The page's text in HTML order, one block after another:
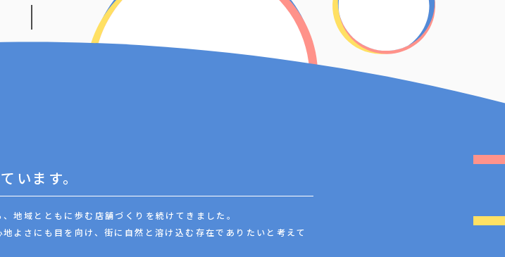
います。
地域とともに歩む店舗づくりを続けてきました。
よさにも目を向け、街に自然と溶け込む存在でありたいと考えて